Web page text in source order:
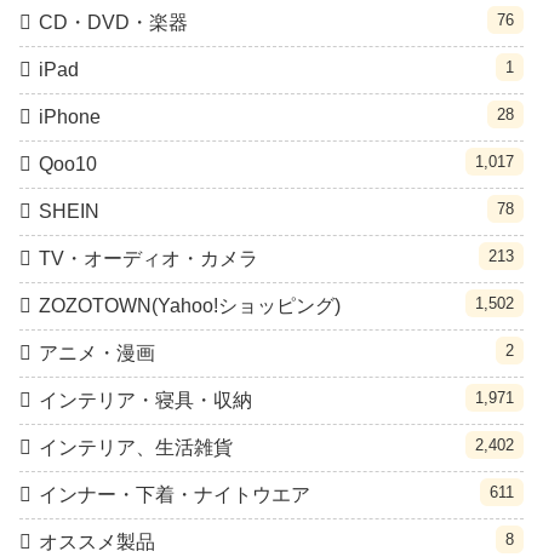
CD・DVD・楽器 76
iPad 1
iPhone 28
Qoo10 1,017
SHEIN 78
TV・オーディオ・カメラ 213
ZOZOTOWN(Yahoo!ショッピング) 1,502
アニメ・漫画 2
インテリア・寝具・収納 1,971
インテリア、生活雑貨 2,402
インナー・下着・ナイトウエア 611
オススメ製品 8